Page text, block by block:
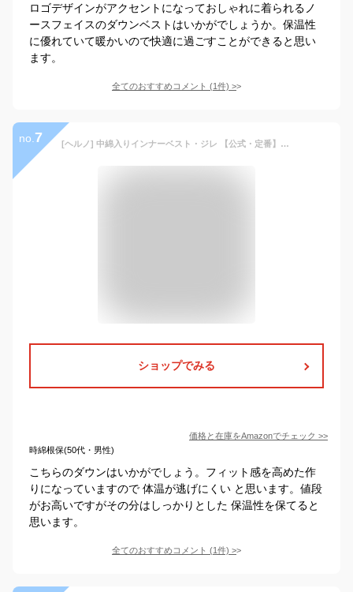
ロゴデザインがアクセントになっておしゃれに着られるノ
ースフェイスのダウンベストはいかがでしょうか。保温性
に優れていて暖かいので快適に過ごすことができると思い
ます。
全てのおすすめコメント (1件) >
no. 7 [ヘルノ] 中綿入りインナーベスト・ジレ 【公式・定番】 LEGENDシリーズ 超軽量ナイロン（ツヤ無し） ダウン入りインナージレ（ベスト） メンズ ネイビー
ショップでみる
価格と在庫をAmazonでチェック >>
時綿根保(50代・男性)
こちらのダウンはいかがでしょう。フィット感を高めた作
りになっていますので 体温が逃げにくい と思います。値段
がお高いですがその分はしっかりとした 保温性を保てると
思います。
全てのおすすめコメント (1件) >